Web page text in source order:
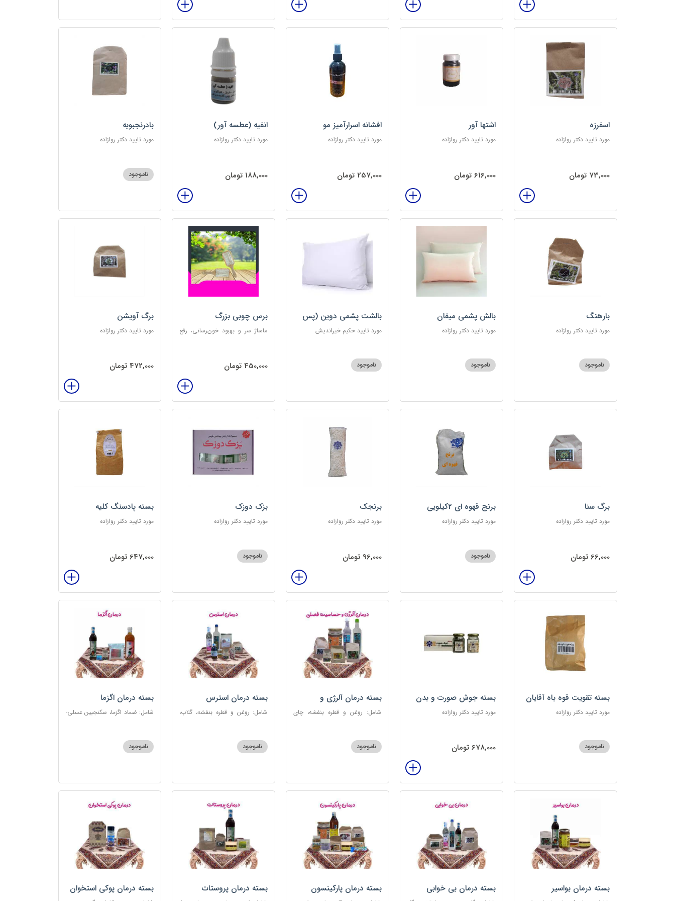
اسفرزه
مورد تایید دکتر روازاده
73,000 تومان
اشتها آور
مورد تایید دکتر روازاده
616,000 تومان
افشانه اسرارآمیز مو
مورد تایید دکتر روازاده
257,000 تومان
انفیه (عطسه آور)
مورد تایید دکتر روازاده
188,000 تومان
بادرنجبویه
مورد تایید دکتر روازاده
ناموجود
بارهنگ
مورد تایید دکتر روازاده
ناموجود
بالش پشمی میقان
مورد تایید دکتر روازاده
ناموجود
بالشت پشمی دوین (پس
کرایه)
مورد تایید حکیم خیراندیش
ناموجود
برس چوبی بزرگ
ماساژ سر و بهبود خون‌رسانی، رفع
450,000 تومان
برگ آویشن
مورد تایید دکتر روازاده
472,000 تومان
برگ سنا
مورد تایید دکتر روازاده
66,000 تومان
برنج قهوه ای 2کیلویی
مورد تایید دکتر روازاده
ناموجود
برنجک
مورد تایید دکتر روازاده
96,000 تومان
بزک دوزک
مورد تایید دکتر روازاده
ناموجود
بسته پادسنگ کلیه
مورد تایید دکتر روازاده
647,000 تومان
بسته تقویت قوه باه آقایان
مورد تایید دکتر روازاده
ناموجود
بسته جوش صورت و بدن
مورد تایید دکتر روازاده
678,000 تومان
بسته درمان آلرژی و
حساسیت فصلی
شامل: روغن و قطره بنفشه، چای
3 ستاره ناموجود
بسته درمان استرس
شامل: روغن و قطره بنفشه، گلاب،
گل، بهارنارنج، چای مبارک
ناموجود
بسته درمان اگزما
شامل: ضماد اگزما، سکنجبین عسلی-
110ناموجود
بسته درمان بواسیر بسته درمان بی خوابی بسته درمان پارکینسون بسته درمان پروستات بسته درمان پوکی استخوان